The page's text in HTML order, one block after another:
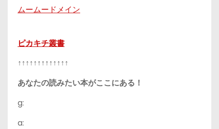
ムームードメイン
ピカキチ叢書
↑↑↑↑↑↑↑↑↑↑↑↑↑
あなたの読みたい本がここにある！
g:
a: